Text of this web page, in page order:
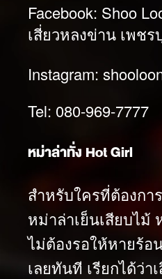
Facebook: Shoo
เสี่ยวหลงข่าน เพช
Instagram:
Tel: 080-969-7777
หม่าล่าทั่ง Hot Girl
สำหรับใครที่ต้องกา
หม่าล่าเย็นเสียบไม้
ไม่ต้องรอให้หายร้อ
เลยทันที เรียกได้ว่